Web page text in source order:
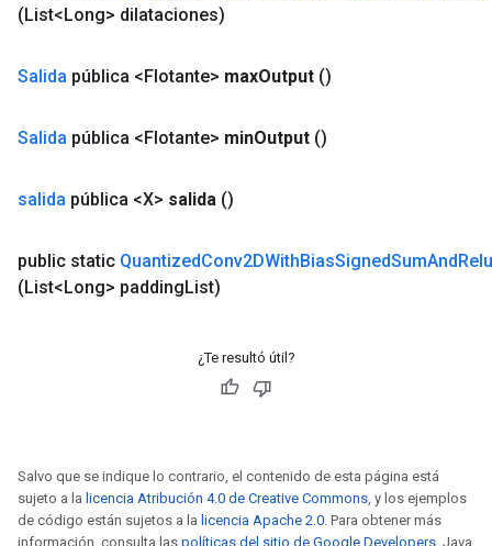
(List<Long> dilataciones)
Salida pública <Flotante> maxOutput ()
Salida pública <Flotante> minOutput ()
salida pública <X> salida ()
public static QuantizedConv2DWithBiasSignedSumAndRelu
(List<Long> paddingList)
¿Te resultó útil?
Salvo que se indique lo contrario, el contenido de esta página está
sujeto a la licencia Atribución 4.0 de Creative Commons, y los ejemplos
de código están sujetos a la licencia Apache 2.0. Para obtener más
información, consulta las políticas del sitio de Google Developers . Java